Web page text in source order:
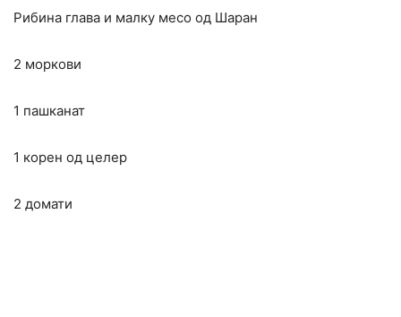
Рибина глава и малку месо од Шаран
2 моркови
1 пашканат
1 корен од целер
2 домати